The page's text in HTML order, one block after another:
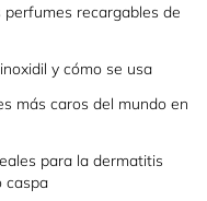
perfumes recargables de
y cómo se usa
más caros del mundo en
para la dermatitis
caspa